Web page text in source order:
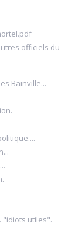
officiels du
Bainville...
"idiots utiles".